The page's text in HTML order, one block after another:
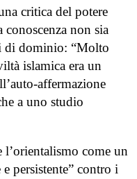
critica del potere
conoscenza non sia
di dominio: “Molto
islamica era un
affermazione
a uno studio
come un
persistente” contro i